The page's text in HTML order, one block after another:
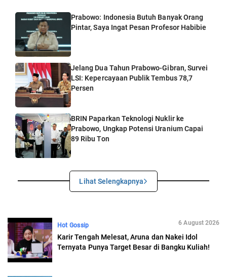
Prabowo: Indonesia Butuh Banyak Orang
Pintar, Saya Ingat Pesan Profesor Habibie
Jelang Dua Tahun Prabowo-Gibran, Survei
LSI: Kepercayaan Publik Tembus 78,7
Persen
BRIN Paparkan Teknologi Nuklir ke
Prabowo, Ungkap Potensi Uranium Capai
89 Ribu Ton
Lihat Selengkapnya
Hot Gossip 6 August 2026
Karir Tengah Melesat, Aruna dan Nakei Idol
Ternyata Punya Target Besar di Bangku Kuliah!